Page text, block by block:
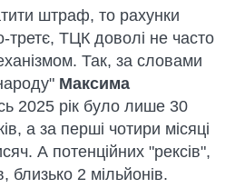
штраф, то рахунки
третє, ТЦК доволі не часто
Так, за словами
Максима
2025 рік було лише 30
а за перші чотири місяці
А потенційних "рексів",
близько 2 мільйонів.